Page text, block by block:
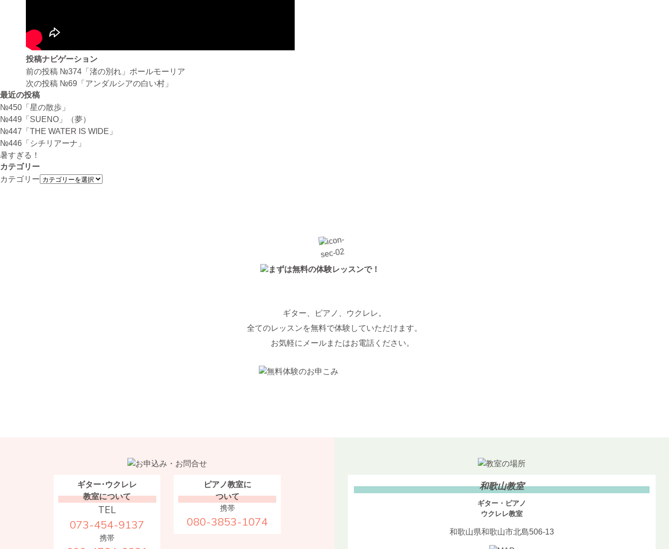
投稿ナビゲーション
前の投稿 №374「渚の別れ」ポールモーリア
次の投稿 №69「アンダルシアの白い村」
最近の投稿
№450「星の散歩」
№449「SUENO」（夢）
№447「THE WATER IS WIDE」
№446「シチリアーナ」
暑すぎる！
カテゴリー
カテゴリー
ギター、ピアノ、ウクレレ。
全てのレッスンを無料で体験していただけます。
お気軽にメールまたはお電話ください。
ギター･ウクレレ
教室について
TEL
073-454-9137
携帯
ピアノ教室に
ついて
携帯
080-3853-1074
和歌山教室
ギター・ピアノ
ウクレレ教室
和歌山県和歌山市北島506-13